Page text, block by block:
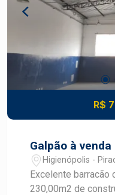
R$
Galpão à
Higienópolis -
Excelente barracão
230,00m2 de construção. - 02